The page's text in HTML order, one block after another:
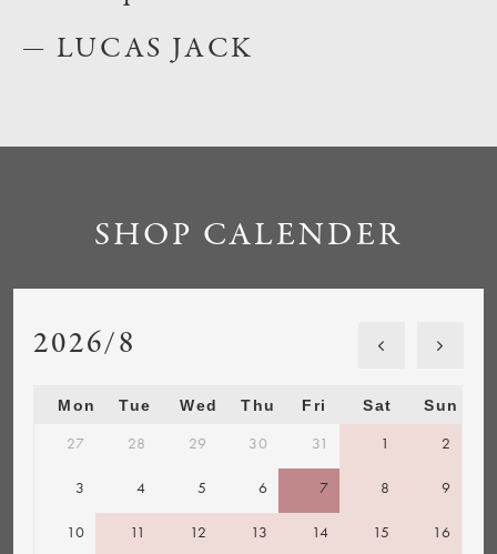
LUCAS JACK
SHOP CALENDER
2026/8
Mon Tue Wed Thu Fri Sat Sun
27 28 29 30 31 1 2
3 4 5 6 7 8 9
10 11 12 13 14 15 16